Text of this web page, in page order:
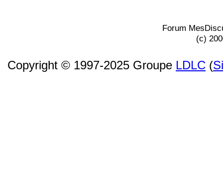
Forum
(c)
Copyright © 1997-2025 Groupe LDLC (